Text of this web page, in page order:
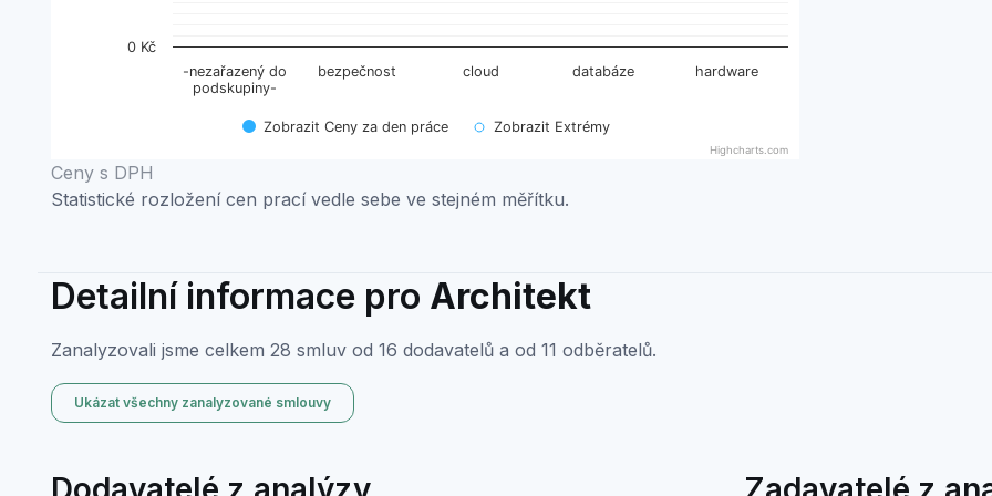
Zobrazit Ceny za den práce Zobrazit Extrémy
-nezařazený do
podskupiny-
bezpečnost cloud databáze hardware
0 Kč
Highcharts.com
End of interactive chart.
Ceny s DPH
Statistické rozložení cen prací vedle sebe ve stejném měřítku.
Detailní informace pro Architekt
Zanalyzovali jsme celkem 28 smluv od 16 dodavatelů a od 11 odběratelů.
Ukázat všechny zanalyzované smlouvy